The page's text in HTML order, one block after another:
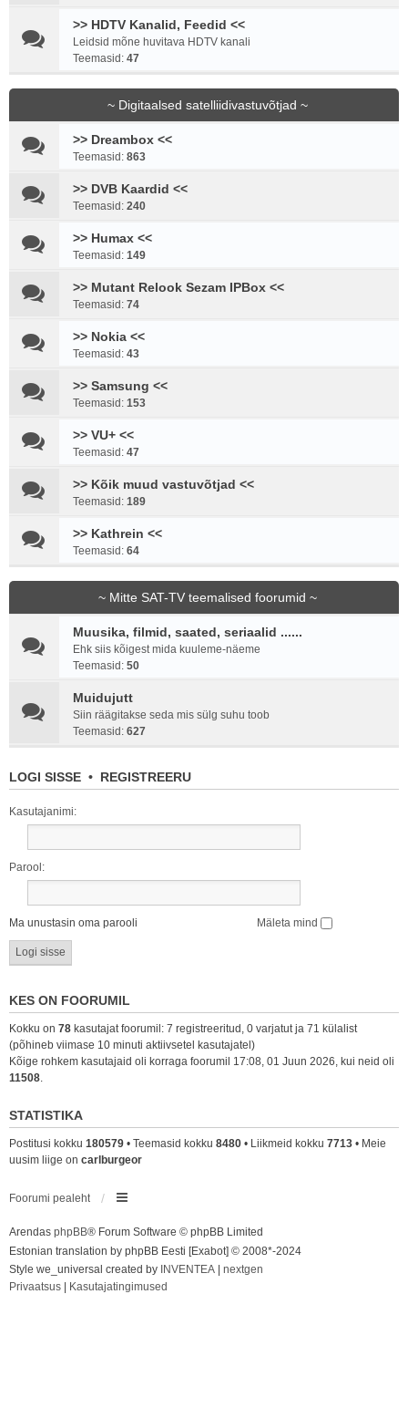
>> HDTV Kanalid, Feedid <<
Leidsid mõne huvitava HDTV kanali
Teemasid: 47
~ Digitaalsed satelliidivastuvõtjad ~
>> Dreambox <<
Teemasid: 863
>> DVB Kaardid <<
Teemasid: 240
>> Humax <<
Teemasid: 149
>> Mutant Relook Sezam IPBox <<
Teemasid: 74
>> Nokia <<
Teemasid: 43
>> Samsung <<
Teemasid: 153
>> VU+ <<
Teemasid: 47
>> Kõik muud vastuvõtjad <<
Teemasid: 189
>> Kathrein <<
Teemasid: 64
~ Mitte SAT-TV teemalised foorumid ~
Muusika, filmid, saated, seriaalid ......
Ehk siis kõigest mida kuuleme-näeme
Teemasid: 50
Muidujutt
Siin räägitakse seda mis sülg suhu toob
Teemasid: 627
LOGI SISSE • REGISTREERU
Kasutajanimi:
Parool:
Ma unustasin oma parooli Mäleta mind
KES ON FOORUMIL
Kokku on 78 kasutajat foorumil: 7 registreeritud, 0 varjatut ja 71 külalist
(põhineb viimase 10 minuti aktiivsetel kasutajatel)
Kõige rohkem kasutajaid oli korraga foorumil 17:08, 01 Juun 2026, kui neid oli
11508
STATISTIKA
Postitusi kokku 180579 • Teemasid kokku 8480 • Liikmeid kokku 7713 • Meie
uusim liige on carlburgeor
Foorumi pealeht
Arendas phpBB® Forum Software © phpBB Limited
Estonian translation by phpBB Eesti [Exabot] © 2008*-2024
Style we_universal created by INVENTEA | nextgen
Privaatsus | Kasutajatingimused